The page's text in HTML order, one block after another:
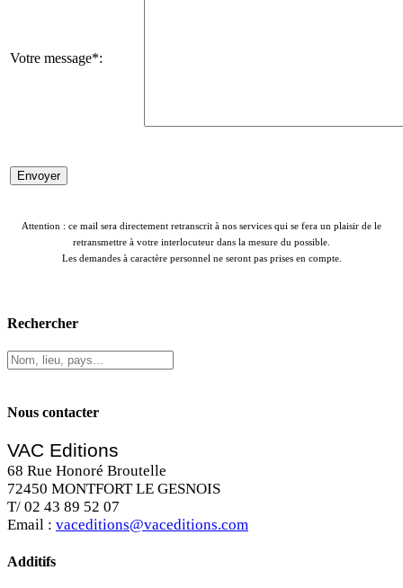
Votre message*:
Attention : ce mail sera directement retranscrit à nos services qui se fera un plaisir de le
retransmettre à votre interlocuteur dans la mesure du possible.
Les demandes à caractère personnel ne seront pas prises en compte.
Rechercher
Nous contacter
VAC Editions
68 Rue Honoré Broutelle
72450 MONTFORT LE GESNOIS
T/ 02 43 89 52 07
Email : vaceditions@vaceditions.com
Additifs